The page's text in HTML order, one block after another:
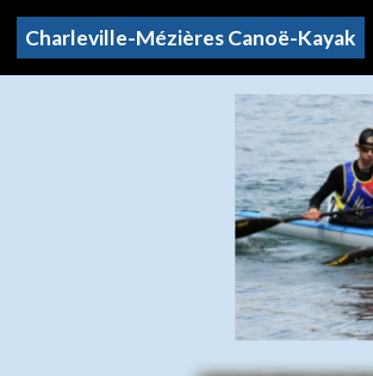
Charleville-Mézières Canoë-Kayak